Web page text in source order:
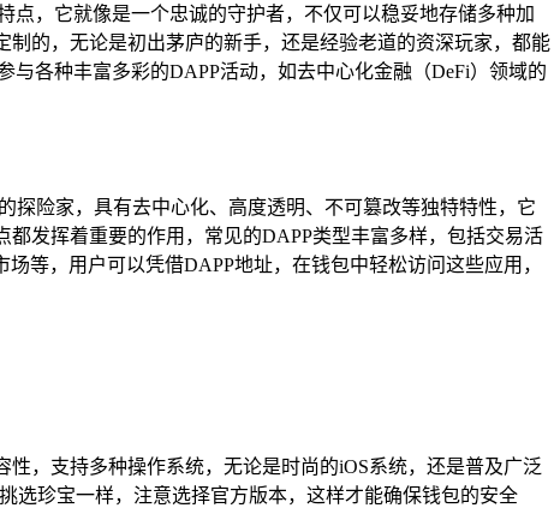
，它就像是一个忠诚的守护者，不仅可以稳妥地存储多种加
的，无论是初出茅庐的新手，还是经验老道的资深玩家，都能
各种丰富多彩的DAPP活动，如去中心化金融（DeFi）领域的
探险家，具有去中心化、高度透明、不可篡改等独特特性，它
发挥着重要的作用，常见的DAPP类型丰富多样，包括交易活
等，用户可以凭借DAPP地址，在钱包中轻松访问这些应用，
，支持多种操作系统，无论是时尚的iOS系统，还是普及广泛
选珍宝一样，注意选择官方版本，这样才能确保钱包的安全